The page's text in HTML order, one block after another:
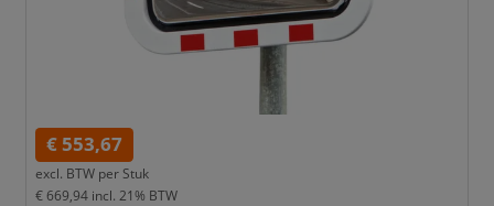
€ 553,67
excl. BTW per Stuk
€ 669,94 incl. 21% BTW